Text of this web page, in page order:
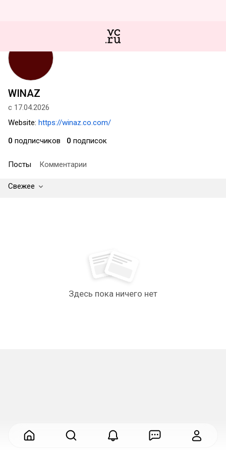
WINAZ
с 17.04.2026
Website: https://winaz.co.com/
0 подписчиков 0 подписок
Посты Комментарии
Свежее
Здесь пока ничего нет